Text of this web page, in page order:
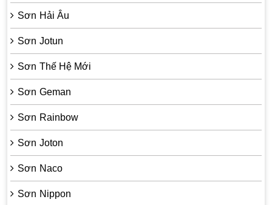
Sơn Hải Âu
Sơn Jotun
Sơn Thế Hệ Mới
Sơn Geman
Sơn Rainbow
Sơn Joton
Sơn Naco
Sơn Nippon